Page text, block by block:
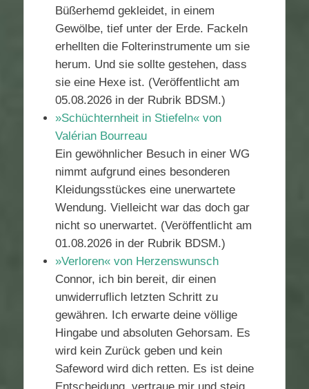
Büßerhemd gekleidet, in einem
Gewölbe, tief unter der Erde. Fackeln
erhellten die Folterinstrumente um sie
herum. Und sie sollte gestehen, dass
sie eine Hexe ist. (Veröffentlicht am
05.08.2026 in der Rubrik BDSM.)
»Schüchternheit in Stiefeln« von
Valérian Bourreau
Ein gewöhnlicher Besuch in einer WG
nimmt aufgrund eines besonderen
Kleidungsstückes eine unerwartete
Wendung. Vielleicht war das doch gar
nicht so unerwartet. (Veröffentlicht am
01.08.2026 in der Rubrik BDSM.)
»Verloren« von Herzenswunsch
Connor, ich bin bereit, dir einen
unwiderruflich letzten Schritt zu
gewähren. Ich erwarte deine völlige
Hingabe und absoluten Gehorsam. Es
wird kein Zurück geben und kein
Safeword wird dich retten. Es ist deine